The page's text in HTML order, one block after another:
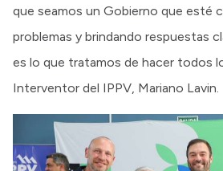
que seamos un Gobierno que esté
problemas y brindando respuestas
es lo que tratamos de hacer todos
Interventor del IPPV, Mariano Lavin.